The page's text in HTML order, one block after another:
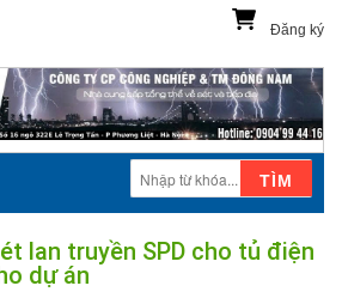
Đăng ký
TÌM
lan truyền SPD cho tủ điện
dự án